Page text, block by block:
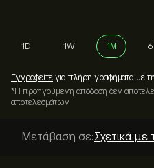
1D 1W 1M
Εγγραφείτε για πλήρη γραφήματα με
*Η προηγούμενη απόδοση δεν
αποτελεσμάτων
Μετάβαση σε:Σχετικά με